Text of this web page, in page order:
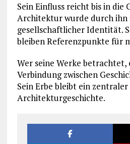
Sein Einfluss reicht bis in die
Architektur wurde durch ihn
gesellschaftlicher Identität.
bleiben Referenzpunkte für
Wer seine Werke betrachtet,
Verbindung zwischen
Sein Erbe bleibt ein
Architekturgeschichte.